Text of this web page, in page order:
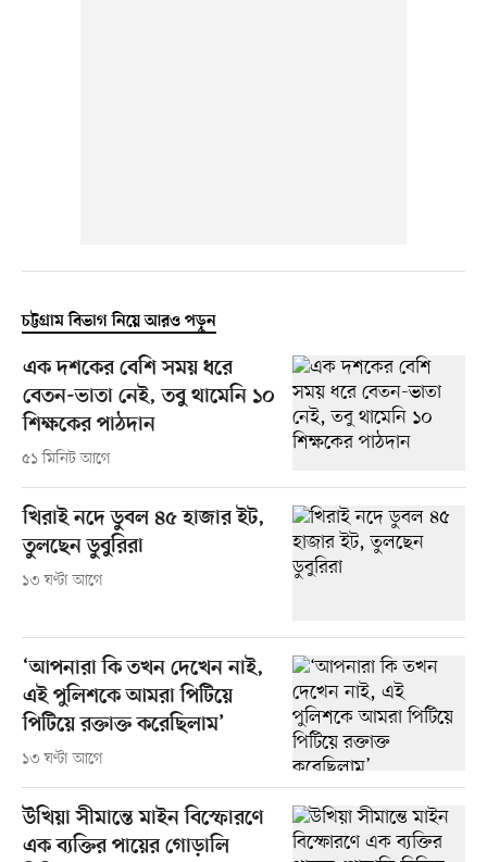
চট্টগ্রাম বিভাগ নিয়ে আরও পড়ুন
এক দশকের বেশি সময় ধরে
বেতন-ভাতা নেই, তবু থামেনি ১০
শিক্ষকের পাঠদান
৫১ মিনিট আগে
খিরাই নদে ডুবল ৪৫ হাজার ইট,
তুলছেন ডুবুরিরা
১৩ ঘণ্টা আগে
‘আপনারা কি তখন দেখেন নাই,
এই পুলিশকে আমরা পিটিয়ে
পিটিয়ে রক্তাক্ত করেছিলাম’
১৩ ঘণ্টা আগে
উখিয়া সীমান্তে মাইন বিস্ফোরণে
এক ব্যক্তির পায়ের গোড়ালি